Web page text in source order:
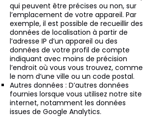
qui peuvent être précises ou non, sur
l’emplacement de votre appareil. Par
exemple, il est possible de recueillir des
données de localisation à partir de
l’adresse IP d’un appareil ou des
données de votre profil de compte
indiquant avec moins de précision
l’endroit où vous vous trouvez, comme
le nom d’une ville ou un code postal.
Autres données : D’autres données
fournies lorsque vous utilisez notre site
internet, notamment les données
issues de Google Analytics.